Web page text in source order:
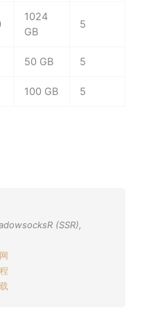
1024
GB
5
50 GB 5
100 GB 5
(SSR),